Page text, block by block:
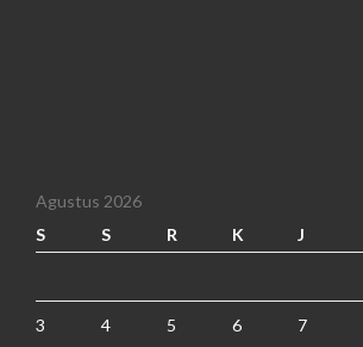
Agustus 2026
S
S R K J
3 4 5 6 7